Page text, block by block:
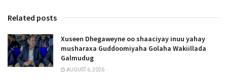
Related posts
Xuseen Dhegaweyne oo shaaciyay inuu yahay
musharaxa Guddoomiyaha Golaha Wakiillada
Galmudug
AUGUST 6, 2026